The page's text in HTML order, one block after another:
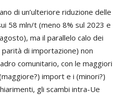
di un’ulteriore riduzione delle
58 mln/t (meno 8% sul 2023 e
ma il parallelo calo dei
di importazione) non
comunitario, con le maggiori
import e i (minori?)
gli scambi intra-Ue